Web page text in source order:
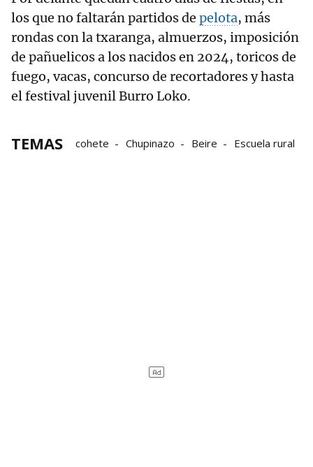
los que no faltarán partidos de pelota, más
rondas con la txaranga, almuerzos, imposición
de pañuelicos a los nacidos en 2024, toricos de
fuego, vacas, concurso de recortadores y hasta
el festival juvenil Burro Loko.
TEMAS cohete Chupinazo Beire Escuela rural